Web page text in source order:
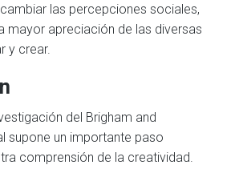
las percepciones sociales,
mayor apreciación de las diversas
y crear.
del Brigham and
supone un importante paso
comprensión de la creatividad.